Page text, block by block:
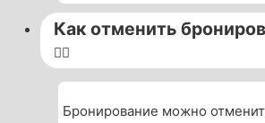
Как отменить
Бронирование можно